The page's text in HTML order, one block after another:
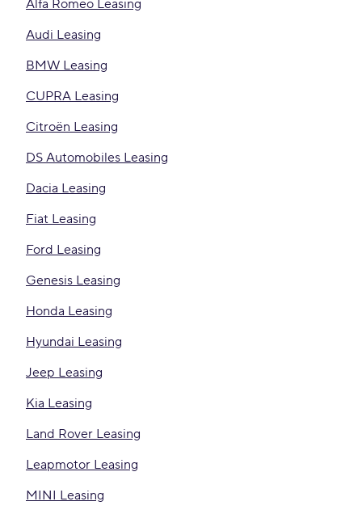
Alfa Romeo Leasing
Audi Leasing
BMW Leasing
CUPRA Leasing
Citroën Leasing
DS Automobiles Leasing
Dacia Leasing
Fiat Leasing
Ford Leasing
Genesis Leasing
Honda Leasing
Hyundai Leasing
Jeep Leasing
Kia Leasing
Land Rover Leasing
Leapmotor Leasing
MINI Leasing